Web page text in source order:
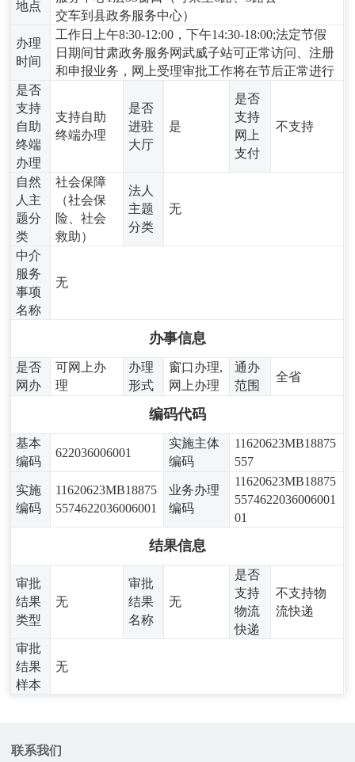
地点
交车到县政务服务中心）
办理
时间
工作日上午8:30-12:00，下午14:30-18:00;法定节假
日期间甘肃政务服务网武威子站可正常访问、注册
和申报业务，网上受理审批工作将在节后正常进行
是否
支持
自助
终端
办理
支持自助
终端办理
是否
进驻
大厅
是
是否
支持
网上
支付
不支持
自然
人主
题分
类
社会保障
（社会保
险、社会
救助）
法人
主题
分类
无
中介
服务
事项
名称
无
办事信息
是否
网办
可网上办
理
办理
形式
窗口办理,
网上办理
通办
范围
全省
编码代码
基本
编码
622036006001
实施主体
编码
11620623MB18875
557
实施
编码
11620623MB18875
5574622036006001
业务办理
编码
11620623MB18875
5574622036006001
01
结果信息
审批
结果
类型
无
审批
结果
名称
无
是否
支持
物流
快递
不支持物
流快递
审批
结果
样本
无
联系我们